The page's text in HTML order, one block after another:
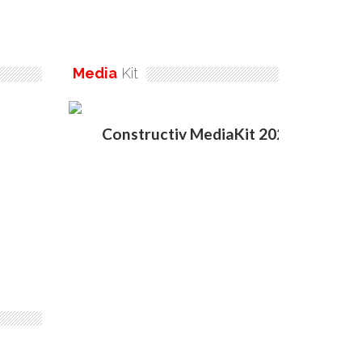
Media Kit
Constructiv MediaKit 2020